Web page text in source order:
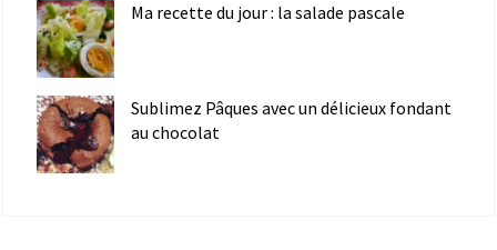
Ma recette du jour : la salade pascale
Sublimez Pâques avec un délicieux fondant
au chocolat